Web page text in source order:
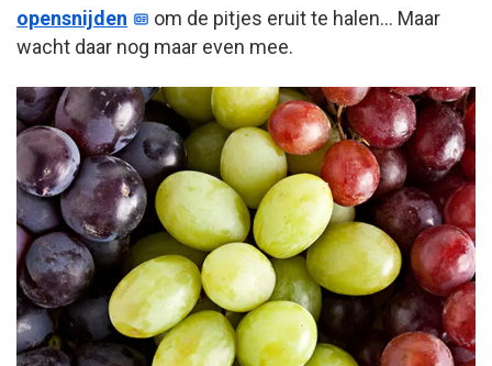
opensnijden
om de pitjes eruit te halen… Maar
wacht daar nog maar even mee.